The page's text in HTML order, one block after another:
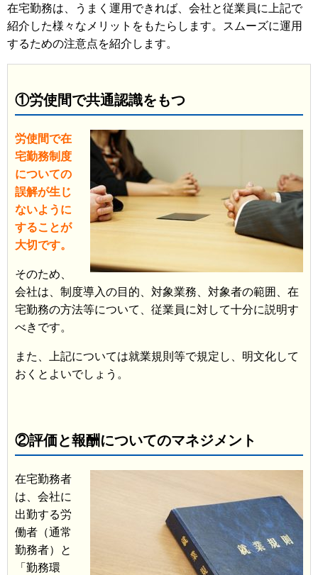
在宅勤務は、うまく運用できれば、会社と従業員に上記で
紹介した様々なメリットをもたらします。スムーズに運用
するための注意点を紹介します。
①労使間で共通認識をもつ
労使間で在
宅勤務制度
についての
誤解が生じ
ないように
することが
大切です。
そのため、
会社は、制度導入の目的、対象業務、対象者の範囲、在
宅勤務の方法等について、従業員に対して十分に説明す
べきです。
また、上記については就業規則等で規定し、明文化して
おくとよいでしょう。
②評価と報酬についてのマネジメント
在宅勤務者
は、会社に
出勤する労
働者（通常
勤務者）と
「勤務環